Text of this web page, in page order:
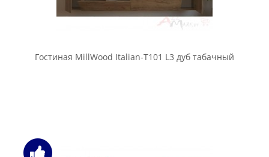
Гостиная MillWood Italian-T101 L3 дуб табачный